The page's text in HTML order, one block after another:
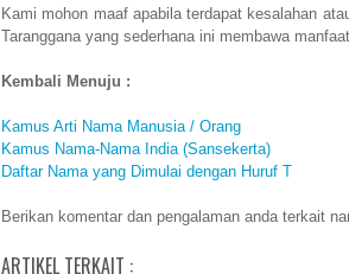
Kami mohon maaf apabila terdapat kesalahan
Taranggana yang sederhana ini membawa
Kembali Menuju :
Kamus Arti Nama Manusia / Orang
Kamus Nama-Nama India (Sansekerta)
Daftar Nama yang Dimulai dengan Huruf T
Berikan komentar dan pengalaman anda terkait
ARTIKEL TERKAIT :